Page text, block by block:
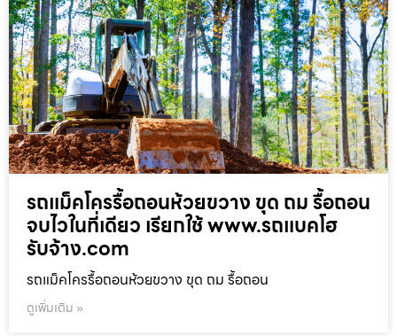
รถแม็คโครรื้อถอนห้วยขวาง ขุด ถม รื้อถอน
จบไวในที่เดียว เรียกใช้ www.รถแบคโฮ
รับจ้าง.com
รถแม็คโครรื้อถอนห้วยขวาง ขุด ถม รื้อถอน
ดูเพิ่มเติม »